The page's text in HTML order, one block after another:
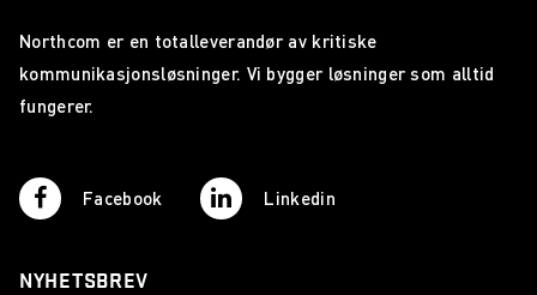
Northcom er en totalleverandør av kritiske
kommunikasjonsløsninger. Vi bygger løsninger som alltid
fungerer.
Facebook Linkedin
NYHETSBREV